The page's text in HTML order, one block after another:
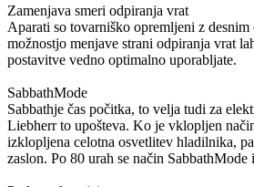
Zamenjava smeri odpiranja vrat
Aparati so tovarniško opremljeni z
možnostjo menjave strani odpiranja vrat
postavitve vedno optimalno uporabljate.
SabbathMode
Sabbathje čas počitka, to velja tudi za
Liebherr to upošteva. Ko je vklopljen
izklopljena celotna osvetlitev hladilnika,
zaslon. Po 80 urah se način SabbathMode